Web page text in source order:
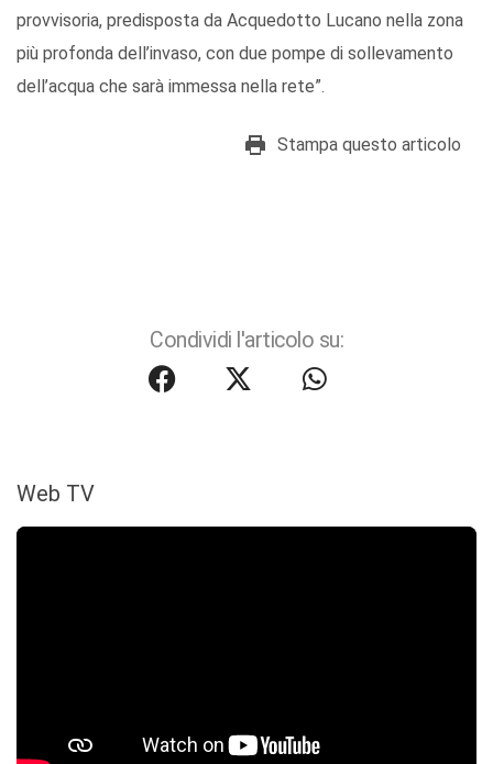
provvisoria, predisposta da Acquedotto Lucano nella zona
più profonda dell’invaso, con due pompe di sollevamento
dell’acqua che sarà immessa nella rete”.
Stampa questo articolo
Condividi l'articolo su:
Web TV